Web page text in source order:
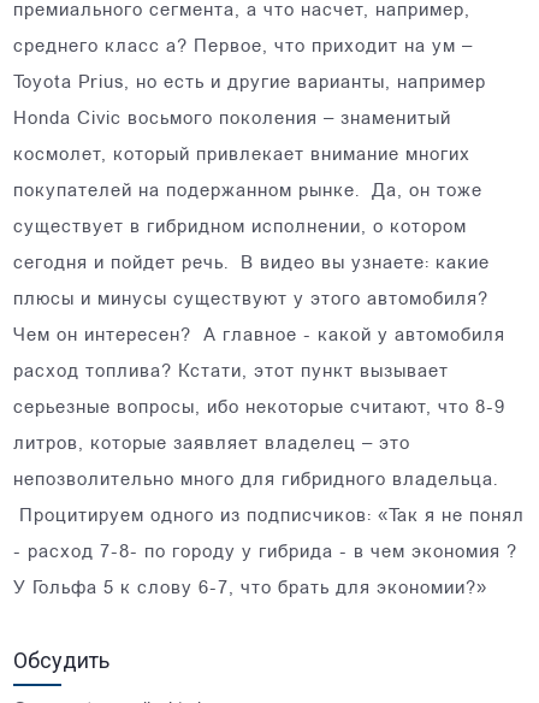
премиального сегмента, а что насчет, например,
среднего класс а? Первое, что приходит на ум –
Toyota Prius, но есть и другие варианты, например
Honda Civic восьмого поколения – знаменитый
космолет, который привлекает внимание многих
покупателей на подержанном рынке. Да, он тоже
существует в гибридном исполнении, о котором
сегодня и пойдет речь. В видео вы узнаете: какие
плюсы и минусы существуют у этого автомобиля?
Чем он интересен? А главное - какой у автомобиля
расход топлива? Кстати, этот пункт вызывает
серьезные вопросы, ибо некоторые считают, что 8-9
литров, которые заявляет владелец – это
непозволительно много для гибридного владельца.
Процитируем одного из подписчиков: «Так я не понял
- расход 7-8- по городу у гибрида - в чем экономия ?
У Гольфа 5 к слову 6-7, что брать для экономии?»
Обсудить